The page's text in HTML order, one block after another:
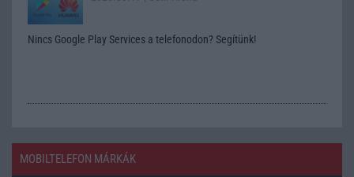
Nincs Google Play Services a telefonodon? Segítünk!
MOBILTELEFON MÁRKÁK